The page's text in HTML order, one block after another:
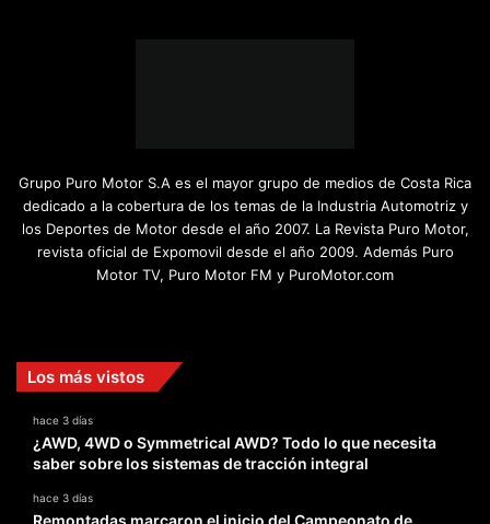
Grupo Puro Motor S.A es el mayor grupo de medios de Costa Rica
dedicado a la cobertura de los temas de la Industria Automotriz y
los Deportes de Motor desde el año 2007. La Revista Puro Motor,
revista oficial de Expomovil desde el año 2009. Además Puro
Motor TV, Puro Motor FM y PuroMotor.com
Los más vistos
hace 3 días
¿AWD, 4WD o Symmetrical AWD? Todo lo que necesita
saber sobre los sistemas de tracción integral
hace 3 días